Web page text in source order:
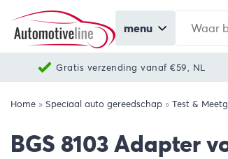
menu
Gratis verzending vanaf €59, NL
Home » Speciaal auto gereedschap » Test &
BGS 8103 Adapter